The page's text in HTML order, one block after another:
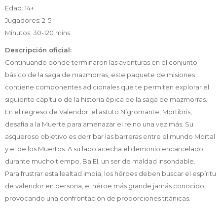
Edad: 14+
Jugadores: 2-5
Minutos: 30-120 mins
Descripción oficial:
Continuando donde terminaron las aventuras en el conjunto
básico de la saga de mazmorras, este paquete de misiones
contiene componentes adicionales que te permiten explorar el
siguiente capítulo de la historia épica de la saga de mazmorras.
En el regreso de Valendor, el astuto Nigromante, Mortibris,
desafía a la Muerte para amenazar el reino una vez más. Su
asqueroso objetivo es derribar las barreras entre el mundo Mortal
y el de los Muertos. A su lado acecha el demonio encarcelado
durante mucho tiempo, Ba'El, un ser de maldad insondable.
Para frustrar esta lealtad impía, los héroes deben buscar el espíritu
de valendor en persona, el héroe más grande jamás conocido,
provocando una confrontación de proporciones titánicas.